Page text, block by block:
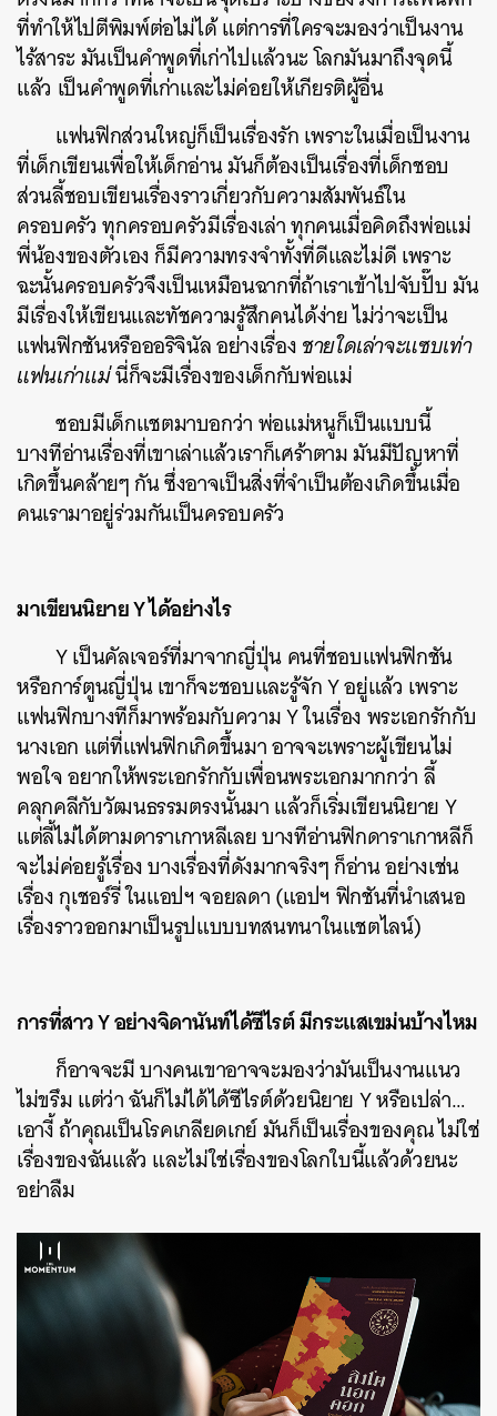
ที่ทำให้ไปตีพิมพ์ต่อไม่ได้ แต่การที่ใครจะมองว่าเป็นงาน
ไร้สาระ มันเป็นคำพูดที่เก่าไปแล้วนะ โลกมันมาถึงจุดนี้
แล้ว เป็นคำพูดที่เก่าและไม่ค่อยให้เกียรติผู้อื่น
แฟนฟิกส่วนใหญ่ก็เป็นเรื่องรัก เพราะในเมื่อเป็นงาน
ที่เด็กเขียนเพื่อให้เด็กอ่าน มันก็ต้องเป็นเรื่องที่เด็กชอบ
ส่วนลี้ชอบเขียนเรื่องราวเกี่ยวกับความสัมพันธ์ใน
ครอบครัว ทุกครอบครัวมีเรื่องเล่า ทุกคนเมื่อคิดถึงพ่อแม่
พี่น้องของตัวเอง ก็มีความทรงจำทั้งที่ดีและไม่ดี เพราะ
ฉะนั้นครอบครัวจึงเป็นเหมือนฉากที่ถ้าเราเข้าไปจับปั๊บ มัน
มีเรื่องให้เขียนและทัชความรู้สึกคนได้ง่าย ไม่ว่าจะเป็น
แฟนฟิกชันหรือออริจินัล อย่างเรื่องชายใดเล่าจะแซบเท่า
แฟนเก่าแม่นี่ก็จะมีเรื่องของเด็กกับพ่อแม่
ชอบมีเด็กแชตมาบอกว่า พ่อแม่หนูก็เป็นแบบนี้
บางทีอ่านเรื่องที่เขาเล่าแล้วเราก็เศร้าตาม มันมีปัญหาที่
เกิดขึ้นคล้ายๆ กัน ซึ่งอาจเป็นสิ่งที่จำเป็นต้องเกิดขึ้นเมื่อ
คนเรามาอยู่ร่วมกันเป็นครอบครัว
มาเขียนนิยาย Y ได้อย่างไร
Y เป็นคัลเจอร์ที่มาจากญี่ปุ่น คนที่ชอบแฟนฟิกชัน
หรือการ์ตูนญี่ปุ่น เขาก็จะชอบและรู้จัก Y อยู่แล้ว เพราะ
แฟนฟิกบางทีก็มาพร้อมกับความ Y ในเรื่อง พระเอกรักกับ
นางเอก แต่ที่แฟนฟิกเกิดขึ้นมา อาจจะเพราะผู้เขียนไม่
พอใจ อยากให้พระเอกรักกับเพื่อนพระเอกมากกว่า ลี้
คลุกคลีกับวัฒนธรรมตรงนั้นมา แล้วก็เริ่มเขียนนิยาย Y
แต่ลี้ไม่ได้ตามดาราเกาหลีเลย บางทีอ่านฟิกดาราเกาหลีก็
จะไม่ค่อยรู้เรื่อง บางเรื่องที่ดังมากจริงๆ ก็อ่าน อย่างเช่น
เรื่อง กุเชอร์รี่ ในแอปฯ จอยลดา (แอปฯ ฟิกชันที่นำเสนอ
เรื่องราวออกมาเป็นรูปแบบบทสนทนาในแชตไลน์)
การที่สาว Y อย่างจิดานันท์ได้ซีไรต์ มีกระแสเขม่นบ้างไหม
ก็อาจจะมี บางคนเขาอาจจะมองว่ามันเป็นงานแนว
ไม่ขรึม แต่ว่า ฉันก็ไม่ได้ได้ซีไรต์ด้วยนิยาย Y หรือเปล่า…
เอางี้ ถ้าคุณเป็นโรคเกลียดเกย์ มันก็เป็นเรื่องของคุณ ไม่ใช่
เรื่องของฉันแล้ว และไม่ใช่เรื่องของโลกใบนี้แล้วด้วยนะ
อย่าลืม